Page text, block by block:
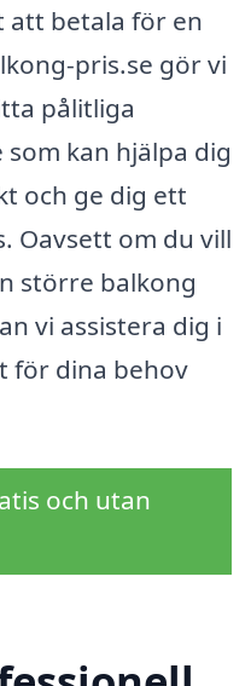
att betala för en
pris.se gör vi
pålitliga
kan hjälpa dig
och ge dig ett
Oavsett om du vill
större balkong
vi assistera dig i
för dina behov
och utan